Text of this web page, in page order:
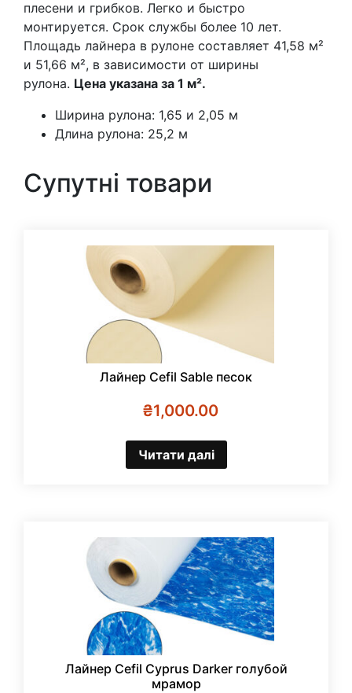
плесени и грибков. Легко и быстро
монтируется. Срок службы более 10 лет.
Площадь лайнера в рулоне составляет 41,58 м²
и 51,66 м², в зависимости от ширины
рулона. Цена указана за 1 м².
Ширина рулона: 1,65 и 2,05 м
Длина рулона: 25,2 м
Супутні товари
Лайнер Cefil Sable песок
₴1,000.00
Читати далі
Лайнер Cefil Cyprus Darker голубой
мрамор